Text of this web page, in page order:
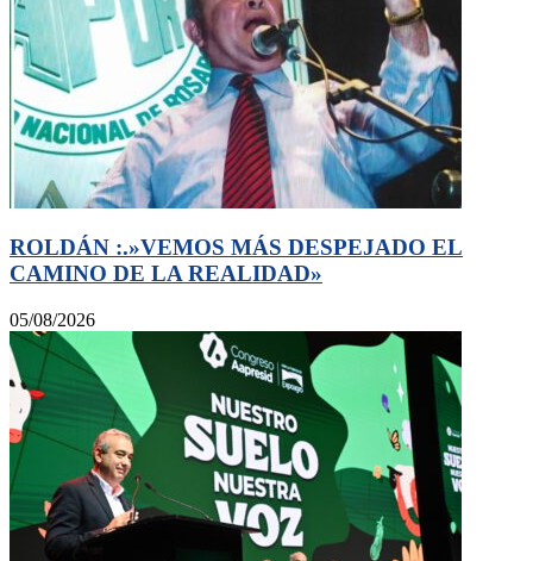
ROLDÁN :.»VEMOS MÁS DESPEJADO EL
CAMINO DE LA REALIDAD»
05/08/2026